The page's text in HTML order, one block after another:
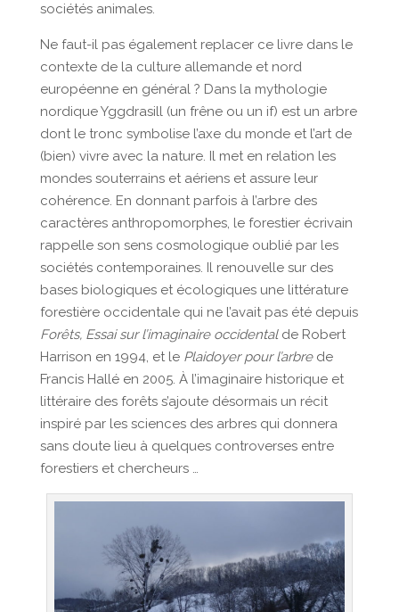
sociétés animales.
Ne faut-il pas également replacer ce livre dans le
contexte de la culture allemande et nord
européenne en général ? Dans la mythologie
nordique Yggdrasill (un frêne ou un if) est un arbre
dont le tronc symbolise l’axe du monde et l’art de
(bien) vivre avec la nature. Il met en relation les
mondes souterrains et aériens et assure leur
cohérence. En donnant parfois à l’arbre des
caractères anthropomorphes, le forestier écrivain
rappelle son sens cosmologique oublié par les
sociétés contemporaines. Il renouvelle sur des
bases biologiques et écologiques une littérature
forestière occidentale qui ne l’avait pas été depuis
Forêts, Essai sur l’imaginaire occidentalde Robert
Harrison en 1994, et le Plaidoyer pour l’arbrede
Francis Hallé en 2005. À l’imaginaire historique et
littéraire des forêts s’ajoute désormais un récit
inspiré par les sciences des arbres qui donnera
sans doute lieu à quelques controverses entre
forestiers et chercheurs …